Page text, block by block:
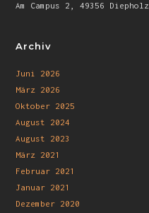
Am Campus 2, 49356 Diepholz
Archiv
Juni 2026
März 2026
Oktober 2025
August 2024
August 2023
März 2021
Februar 2021
Januar 2021
Dezember 2020